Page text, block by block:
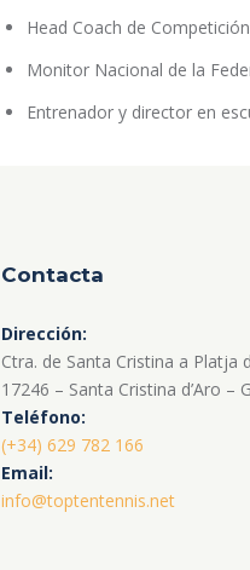
Head Coach de
Monitor Nacional de la
Entrenador y director en
Contacta
Dirección:
Ctra. de Santa Cristina a Platja
17246 – Santa Cristina d’Aro –
Teléfono:
(+34) 629 782 166
Email:
info@toptentennis.net